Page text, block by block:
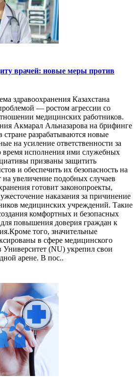
врачей: новые меры против
здравоохранения Казахстана
— ростом агрессии со
медицинских работников.
Акмарал Альназарова на брифинге
стране разрабатываются новые
на усиление ответственности за
время исполнения ими служебных
призваны защитить
и обеспечить их безопасность на
на увеличение подобных случаев
готовит законопроекты,
наказания за причинение
медицинских учреждений. Такие
комфортных и безопасных
повышения доверия граждан к
того, значительные
в сфере медицинского
Университет (NU) укрепил свои
арене. В пос..